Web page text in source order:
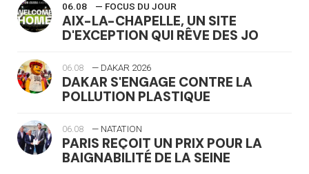
06.08 — FOCUS DU JOUR
AIX-LA-CHAPELLE, UN SITE
D'EXCEPTION QUI RÊVE DES JO
06.08 — DAKAR 2026
DAKAR S'ENGAGE CONTRE LA
POLLUTION PLASTIQUE
06.08 — NATATION
PARIS REÇOIT UN PRIX POUR LA
BAIGNABILITÉ DE LA SEINE